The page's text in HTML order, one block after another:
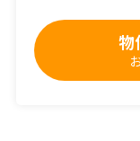
物